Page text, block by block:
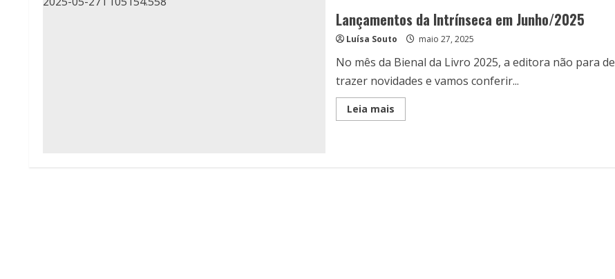
Lançamentos da Intrínseca em Junho/2025
Luísa Souto maio 27, 2025
No mês da Bienal da Livro 2025, a editora não para de
trazer novidades e vamos conferir...
Leia maisRead
more